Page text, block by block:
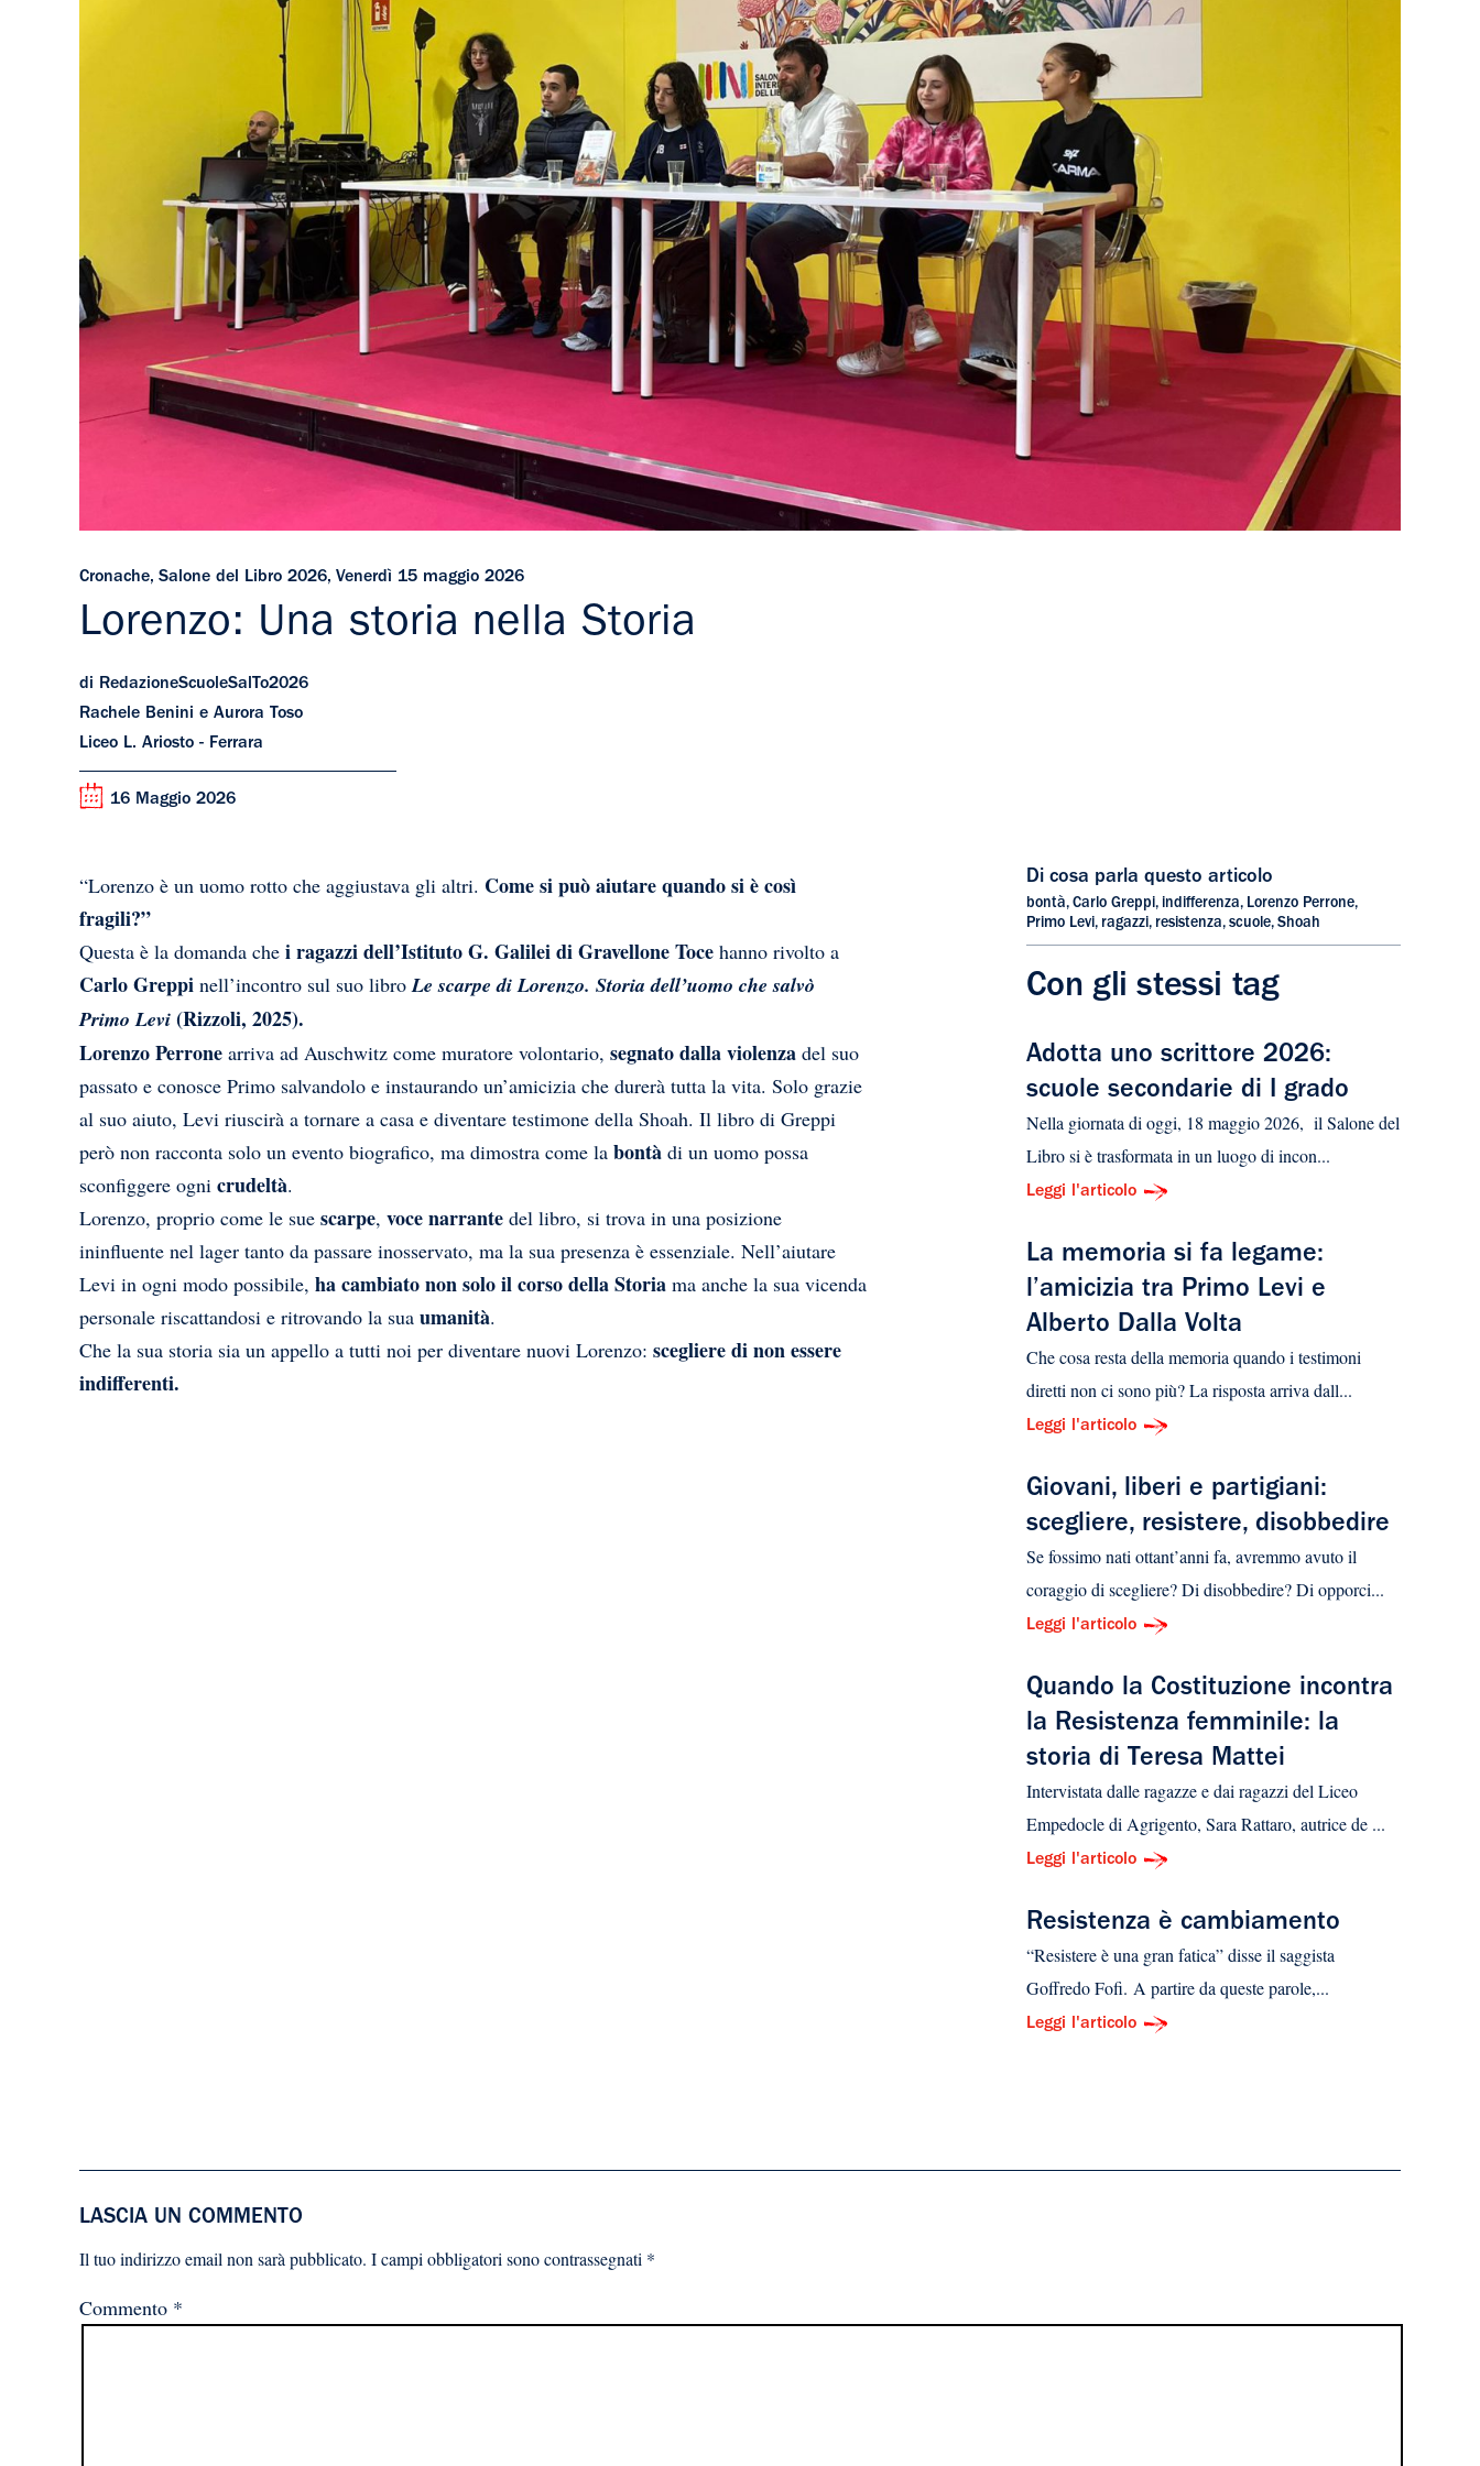
Cronache, Salone del Libro 2026, Venerdì 15 maggio 2026
Lorenzo: Una storia nella Storia
di RedazioneScuoleSalTo2026
Rachele Benini e Aurora Toso
Liceo L. Ariosto - Ferrara
16 Maggio 2026
“Lorenzo è un uomo rotto che aggiustava gli altri. Come si può aiutare quando si è così
fragili?”
Questa è la domanda che i ragazzi dell’Istituto G. Galilei di Gravellone Toce hanno rivolto a
Carlo Greppi nell’incontro sul suo libroLe scarpe di Lorenzo. Storia dell’uomo che salvò
Primo Levi (Rizzoli, 2025).
Lorenzo Perrone arriva ad Auschwitz come muratore volontario, segnato dalla violenza del suo
passato e conosce Primo salvandolo e instaurando un’amicizia che durerà tutta la vita. Solo grazie
al suo aiuto, Levi riuscirà a tornare a casa e diventare testimone della Shoah. Il libro di Greppi
però non racconta solo un evento biografico, ma dimostra come la bontà di un uomo possa
sconfiggere ogni crudeltà.
Lorenzo, proprio come le sue scarpe, voce narrante del libro, si trova in una posizione
ininfluente nel lager tanto da passare inosservato, ma la sua presenza è essenziale. Nell’aiutare
Levi in ogni modo possibile, ha cambiato non solo il corso della Storia ma anche la sua vicenda
personale riscattandosi e ritrovando la sua umanità.
Che la sua storia sia un appello a tutti noi per diventare nuovi Lorenzo: scegliere di non essere
indifferenti.
Di cosa parla questo articolo
bontà, Carlo Greppi, indifferenza, Lorenzo Perrone,
Primo Levi, ragazzi, resistenza, scuole, Shoah
Con gli stessi tag
Adotta uno scrittore 2026:
scuole secondarie di I grado
Nella giornata di oggi, 18 maggio 2026, il Salone del
Libro si è trasformata in un luogo di incon...
Leggi l'articolo
La memoria si fa legame:
l’amicizia tra Primo Levi e
Alberto Dalla Volta
​Che cosa resta della memoria quando i testimoni
diretti non ci sono più? La risposta arriva dall...
Leggi l'articolo
Giovani, liberi e partigiani:
scegliere, resistere, disobbedire
Se fossimo nati ottant’anni fa, avremmo avuto il
coraggio di scegliere? Di disobbedire? Di opporci...
Leggi l'articolo
Quando la Costituzione incontra
la Resistenza femminile: la
storia di Teresa Mattei
Intervistata dalle ragazze e dai ragazzi del Liceo
Empedocle di Agrigento, Sara Rattaro, autrice de ...
Leggi l'articolo
Resistenza è cambiamento
“Resistere è una gran fatica” disse il saggista
Goffredo Fofi. A partire da queste parole,...
Leggi l'articolo
LASCIA UN COMMENTO
Il tuo indirizzo email non sarà pubblicato. I campi obbligatori sono contrassegnati *
Commento *